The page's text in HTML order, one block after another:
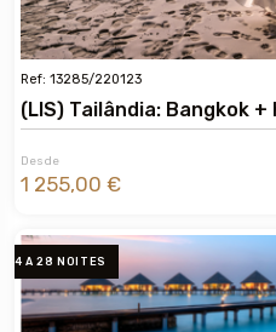
Ref: 13285/220123
(LIS) Tailândia: Bangkok +
Desde
1 255,00 €
4 A 28 NOITES